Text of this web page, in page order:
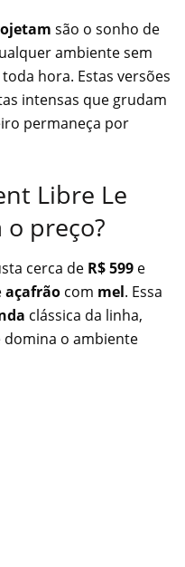
são o sonho de
ambiente sem
hora. Estas versões
intensas que grudam
permaneça por
Libre Le
preço?
cerca de R$ 599 e
açafrão com mel. Essa
clássica da linha,
o ambiente